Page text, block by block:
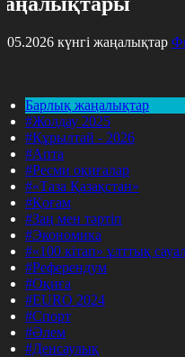
күнгі жаңалықтар
Барлық жаңалықтар
#Жолдау 2025
#Құрылтай - 2026
#Апта
#Ресми оқиғалар
#«Таза Қазақстан»
#Қоғам
#Заң мен тәртіп
#Экономика
#«100 кітап» ұлттық
#Референдум
#Оқиға
#EURO 2024
#Спорт
#Әлем
#Денсаулық